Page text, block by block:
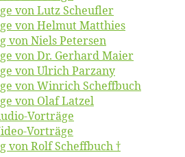
von Lutz Scheufler
von Hel­mut Matthies
von Niels Petersen
von Dr. Ger­hard Maier
von Ul­rich Parzany
von Win­rich Scheffbuch
von Olaf Latzel
Vor­trä­ge
Vor­trä­ge
von Rolf Scheffbuch †